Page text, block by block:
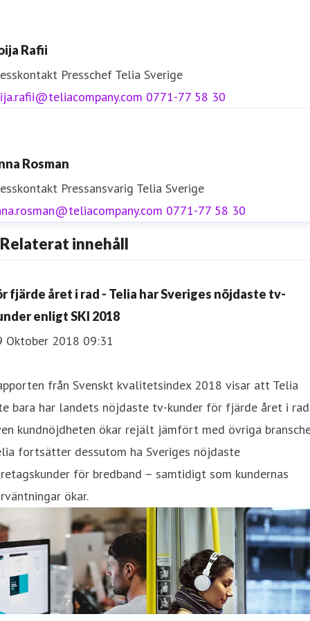
Rafii
Presschef Telia Sverige
0771-77 58 30
Rosman
Pressansvarig Telia Sverige
0771-77 58 30
Relaterat innehåll
fjärde året i rad - Telia har Sveriges nöjdaste tv-
enligt SKI 2018
Oktober 2018 09:31
från Svenskt kvalitetsindex 2018 visar att Telia
bara har landets nöjdaste tv-kunder för fjärde året i
kundnöjdheten ökar rejält jämfört med övriga
fortsätter dessutom ha Sveriges nöjdaste
för bredband – samtidigt som kundernas
ökar.